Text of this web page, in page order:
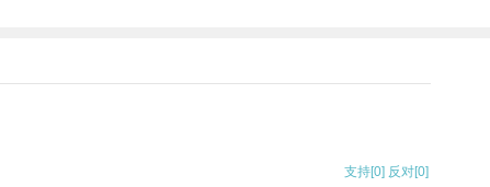
支持[0] 反对[0]